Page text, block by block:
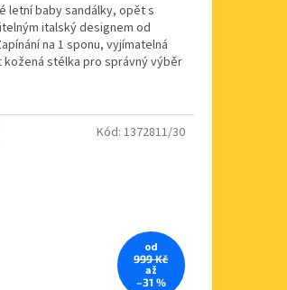
letní baby sandálky, opět s
italský designem od
na 1 sponu, vyjímatelná
stélka pro správný výběr
od
999 Kč
až
–31 %
Kód: 1372811/30